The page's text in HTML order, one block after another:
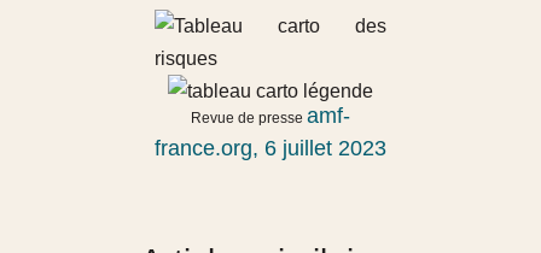
Revue de presse amf-
france.org, 6 juillet 2023